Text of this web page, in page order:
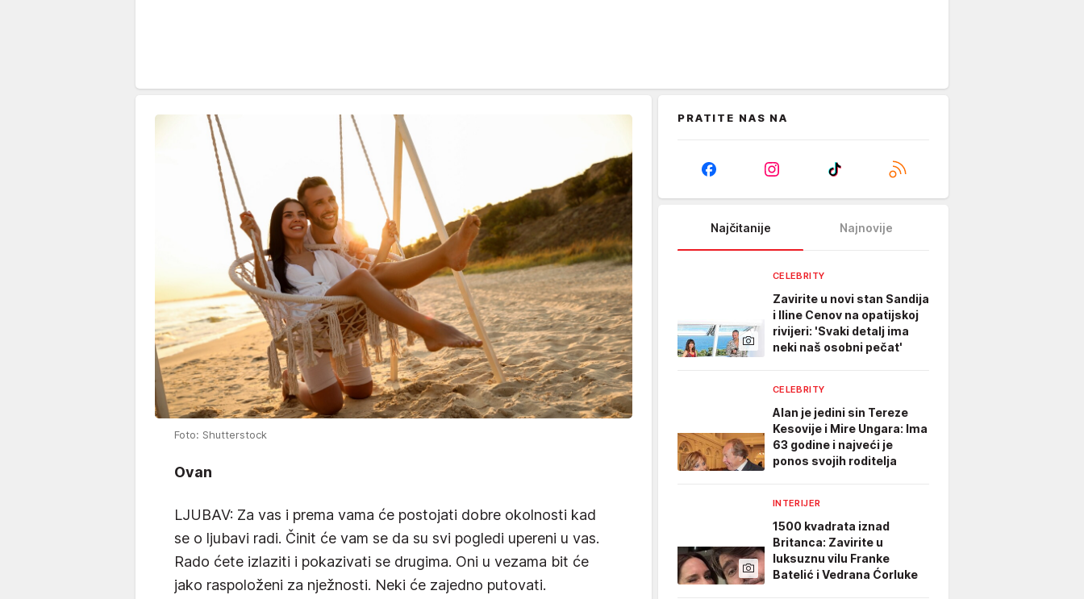
Foto: Shutterstock
Ovan
LJUBAV: Za vas i prema vama će postojati dobre okolnosti kad
se o ljubavi radi. Činit će vam se da su svi pogledi upereni u vas.
Rado ćete izlaziti i pokazivati se drugima. Oni u vezama bit će
jako raspoloženi za nježnosti. Neki će zajedno putovati.
PRATITE NAS NA
Najčitanije Najnovije
CELEBRITY
Zavirite u novi stan Sandija
i Iline Cenov na opatijskoj
rivijeri: 'Svaki detalj ima
neki naš osobni pečat'
CELEBRITY
Alan je jedini sin Tereze
Kesovije i Mire Ungara: Ima
63 godine i najveći je
ponos svojih roditelja
INTERIJER
1500 kvadrata iznad
Britanca: Zavirite u
luksuznu vilu Franke
Batelić i Vedrana Ćorluke